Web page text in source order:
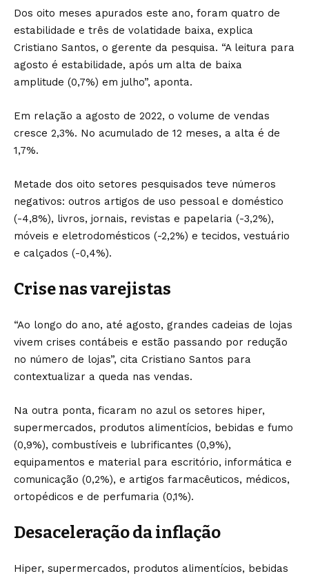
Dos oito meses apurados este ano, foram quatro de
estabilidade e três de volatidade baixa, explica
Cristiano Santos, o gerente da pesquisa. “A leitura para
agosto é estabilidade, após um alta de baixa
amplitude (0,7%) em julho”, aponta.
Em relação a agosto de 2022, o volume de vendas
cresce 2,3%. No acumulado de 12 meses, a alta é de
1,7%.
Metade dos oito setores pesquisados teve números
negativos: outros artigos de uso pessoal e doméstico
(-4,8%), livros, jornais, revistas e papelaria (-3,2%),
móveis e eletrodomésticos (-2,2%) e tecidos, vestuário
e calçados (-0,4%).
Crise nas varejistas
“Ao longo do ano, até agosto, grandes cadeias de lojas
vivem crises contábeis e estão passando por redução
no número de lojas”, cita Cristiano Santos para
contextualizar a queda nas vendas.
Na outra ponta, ficaram no azul os setores hiper,
supermercados, produtos alimentícios, bebidas e fumo
(0,9%), combustíveis e lubrificantes (0,9%),
equipamentos e material para escritório, informática e
comunicação (0,2%), e artigos farmacêuticos, médicos,
ortopédicos e de perfumaria (0,1%).
Desaceleração da inflação
Hiper, supermercados, produtos alimentícios, bebidas